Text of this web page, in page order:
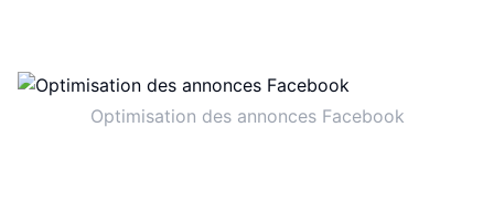
Optimisation des annonces Facebook